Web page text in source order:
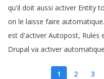
qu'il doit aussi activer Entity
on le laisse faire automatique.
est d'activer Autopost, Rules
Drupal va activer
1 2 3